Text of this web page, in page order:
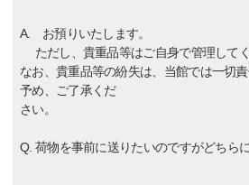
A. お預りいたします。
ただし、貴重品等はご自身で管理してく
なお、貴重品等の紛失は、当館では一切責
予め、ご了承くだ
さい。
Q. 荷物を事前に送りたいのですがどちら